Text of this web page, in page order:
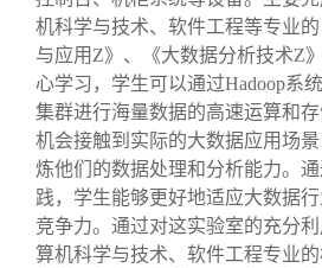
机科学与技术、软件工程等专业
与应用 Z》、《大数据分析技术Z
心学习，学生可以通过Hadoop系
集群进行海量数据的高速运算和
机会接触到实际的大数据应用场
炼他们的数据处理和分析能力。
践，学生能够更好地适应大数据
竞争力。通过对这实验室的充分
算机科学与技术、软件工程专业